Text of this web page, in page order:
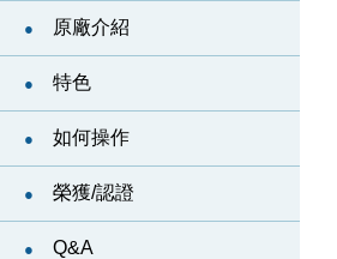
● 原廠介紹
● 特色
● 如何操作
● 榮獲/認證
● Q&A